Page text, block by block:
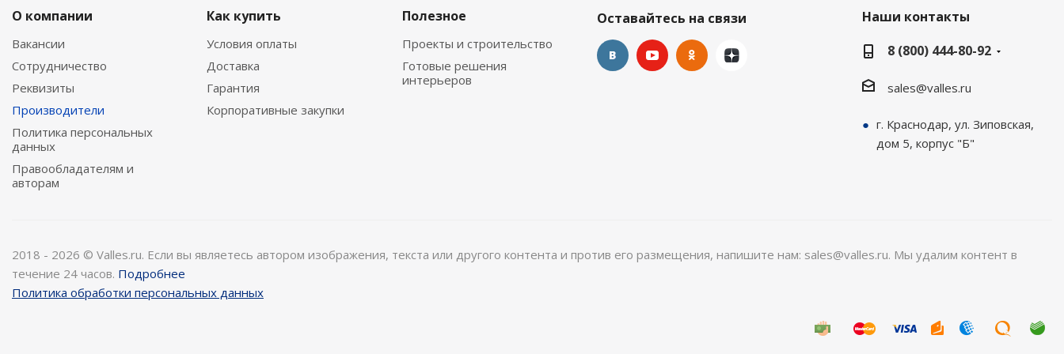
О компании
Вакансии
Сотрудничество
Реквизиты
Производители
Политика персональных
данных
Правообладателям и
авторам
Как купить
Условия оплаты
Доставка
Гарантия
Корпоративные закупки
Полезное
Проекты и строительство
Готовые решения
интерьеров
Оставайтесь на связи
Наши контакты
8 (800) 444-80-92
sales@valles.ru
г. Краснодар, ул. Зиповская,
дом 5, корпус "Б"
2018 - 2026 © Valles.ru. Если вы являетесь автором изображения, текста или другого контента и против его размещения, напишите нам: sales@valles.ru. Мы удалим контент в
течение 24 часов. Подробнее
Политика обработки персональных данных